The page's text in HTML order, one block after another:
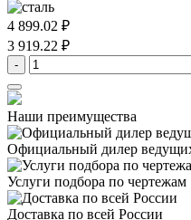
4 899.02 ₽
3 919.22 ₽
-
Наши преимущества
Официальный дилер
Услуги подбора по чертежам
Доставка по всей России